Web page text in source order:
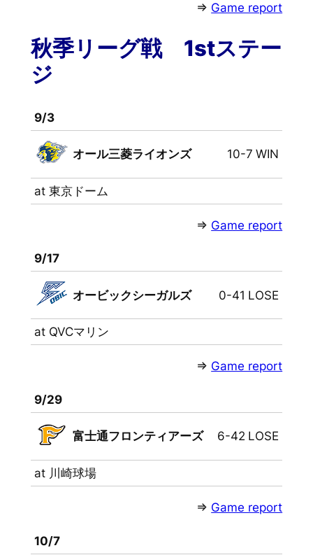
⇒ Game report
秋季リーグ戦 1stステー
ジ
9/3
オール三菱ライオンズ 10-7 WIN
at 東京ドーム
⇒ Game report
9/17
オービックシーガルズ 0-41 LOSE
at QVCマリン
⇒ Game report
9/29
富士通フロンティアーズ 6-42 LOSE
at 川崎球場
⇒ Game report
10/7